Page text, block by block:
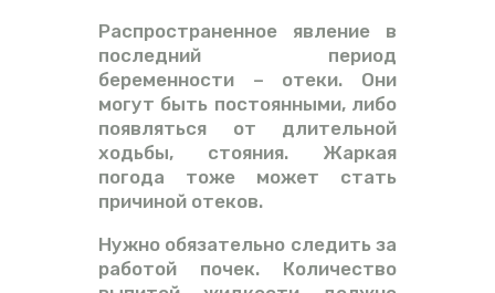
Распространенное явление в
последний период
беременности – отеки. Они
могут быть постоянными, либо
появляться от длительной
ходьбы, стояния. Жаркая
погода тоже может стать
причиной отеков.
Нужно обязательно следить за
работой почек. Количество